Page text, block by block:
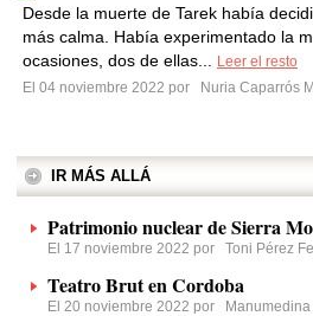
Desde la muerte de Tarek había
más calma. Había experimentado la
ocasiones, dos de ellas...
Leer el resto
El 04 noviembre 2022 por
Nuria Caparrós
IR MÁS ALLÁ
Patrimonio nuclear de Sierra
El 17 noviembre 2022 por Toni Pérez
Teatro Brut en Cordoba
El 20 noviembre 2022 por Manumedina